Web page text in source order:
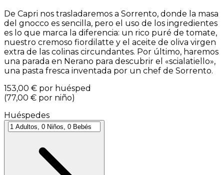
De Capri nos trasladaremos a Sorrento, donde la masa
del gnocco es sencilla, pero el uso de los ingredientes
es lo que marca la diferencia: un rico puré de tomate,
nuestro cremoso fiordilatte y el aceite de oliva virgen
extra de las colinas circundantes. Por último, haremos
una parada en Nerano para descubrir el «scialatiello»,
una pasta fresca inventada por un chef de Sorrento.
153,00 € por huésped
(77,00 € por niño)
Huéspedes